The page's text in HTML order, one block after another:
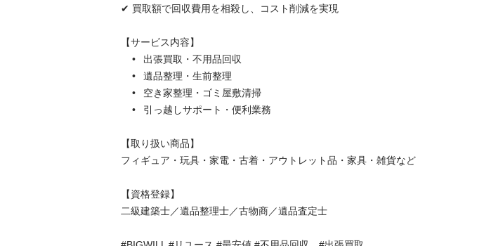
✔ 買取額で回収費用を相殺し、コスト削減を実現
【サービス内容】
【取り扱い商品】
フィギュア・玩具・家電・古着・アウトレット品・家具・雑貨など
【資格登録】
二級建築士／遺品整理士／古物商／遺品査定士